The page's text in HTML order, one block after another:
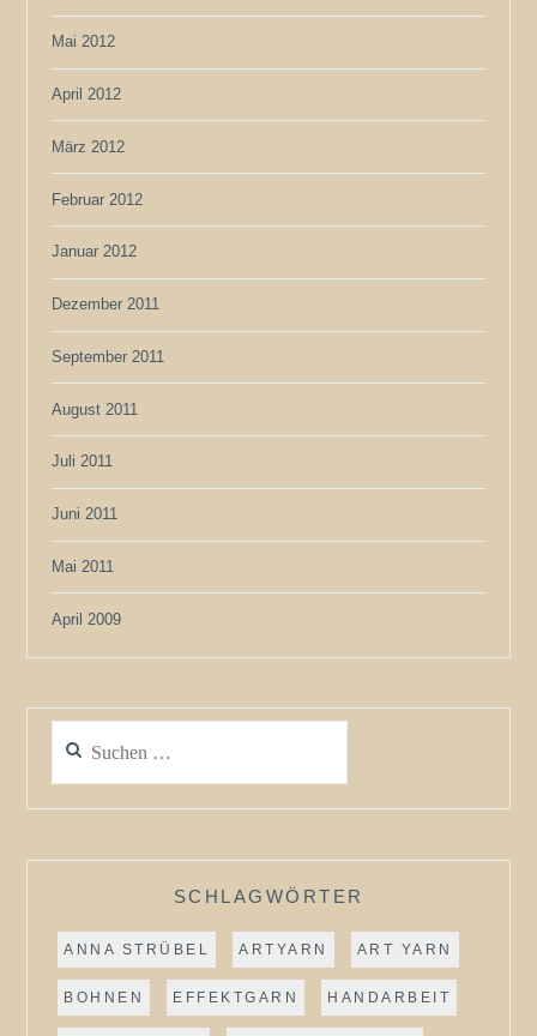
Mai 2012
April 2012
März 2012
Februar 2012
Januar 2012
Dezember 2011
September 2011
August 2011
Juli 2011
Juni 2011
Mai 2011
April 2009
nach:
SCHLAGWÖRTER
ANNA STRÜBEL ARTYARN ART YARN
BOHNEN EFFEKTGARN HANDARBEIT